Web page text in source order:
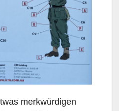
merkwürdigen